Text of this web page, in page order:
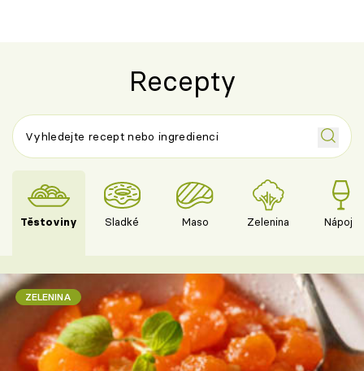
Recepty
Těstoviny Sladké Maso Zelenina Nápoje
ZELENINA